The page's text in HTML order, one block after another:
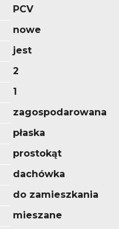
PCV
nowe
jest
2
1
zagospodarowana
płaska
prostokąt
dachówka
do zamieszkania
mieszane